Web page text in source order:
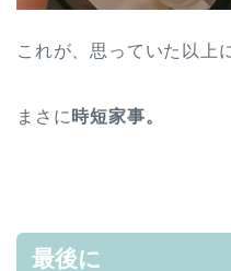
これが、思っていた以上
まさに 時短家事。
最後に